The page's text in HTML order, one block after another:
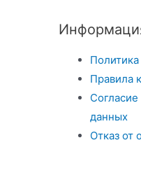
Правила
данных
Отказ от